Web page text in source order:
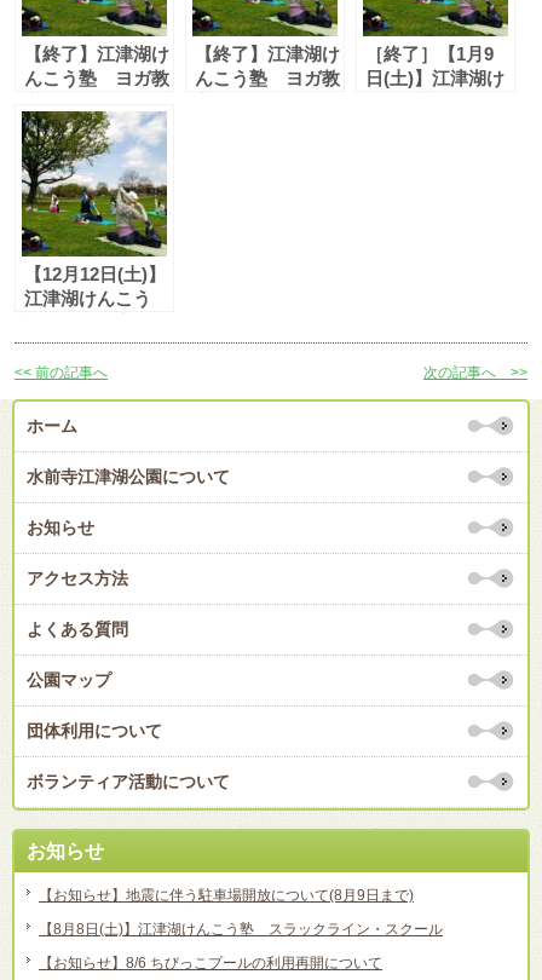
【終了】江津湖け
んこう塾 ヨガ教
（11/12 土）
【終了】江津湖け
んこう塾 ヨガ教
［終了］【1月9
日(土)】江津湖け
【12月12日(土)】
江津湖けんこう
のちよが」
<< 前の記事へ 次の記事へ >>
ホーム
水前寺江津湖公園について
お知らせ
アクセス方法
よくある質問
公園マップ
団体利用について
ボランティア活動について
お知らせ
【お知らせ】地震に伴う駐車場開放について(8月9日まで)
【8月8日(土)】江津湖けんこう塾 スラックライン・スクール
【お知らせ】8/6 ちびっこプールの利用再開について